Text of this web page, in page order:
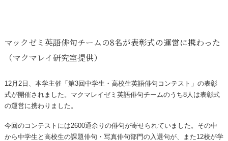
マックゼミ英語俳句チームの8名が表彰式の運営に携わった
（マクマレイ研究室提供）
12月2日、本学主催「第3回中学生・高校生英語俳句コンテスト」の表彰
式が開催されました。マクマレイゼミ英語俳句チームのうち8人は表彰式
の運営に携わりました。
今回のコンテストには2600通余りの俳句が寄せられていました。その中
から中学生と高校生の課題俳句・写真俳句部門の入選句が、また12校が学